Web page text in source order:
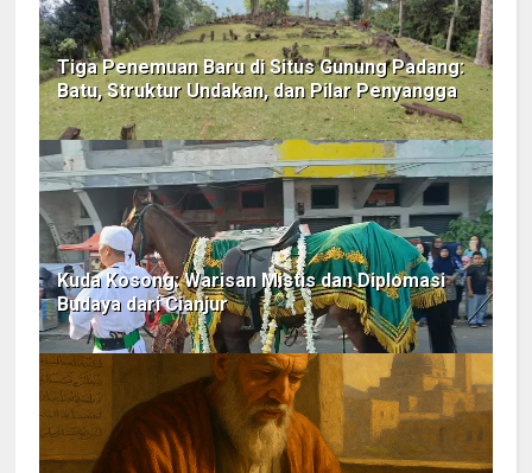
Tiga Penemuan Baru di Situs Gunung Padang:
Batu, Struktur Undakan, dan Pilar Penyangga
Kuda Kosong: Warisan Mistis dan Diplomasi
Budaya dari Cianjur